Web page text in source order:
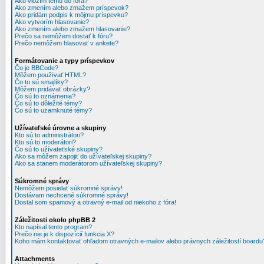
Ako zmením alebo zmažem príspevok?
Ako pridám podpis k môjmu príspevku?
Ako vytvorím hlasovanie?
Ako zmením alebo zmažem hlasovanie?
Prečo sa nemôžem dostať k fóru?
Prečo nemôžem hlasovať v ankete?
Formátovanie a typy príspevkov
Čo je BBCode?
Môžem používať HTML?
Čo to sú smajlíky?
Môžem pridávať obrázky?
Čo sú to oznámenia?
Čo sú to dôležité témy?
Čo sú to uzamknuté témy?
Užívateľské úrovne a skupiny
Kto sú to administrátori?
Kto sú to moderátori?
Čo sú to užívateťské skupiny?
Ako sa môžem zapojiť do užívateľskej skupiny?
Ako sa stanem moderátorom užívateľskej skupiny?
Súkromné správy
Nemôžem posielať súkromné správy!
Dostávam nechcené súkromné správy!
Dostal som spamový a otravný e-mail od niekoho z fóra!
Záležitosti okolo phpBB 2
Kto napísal tento program?
Prečo nie je k dispozícií funkcia X?
Koho mám kontaktovať ohľadom otravných e-mailov alebo právnych záležitostí
Attachments